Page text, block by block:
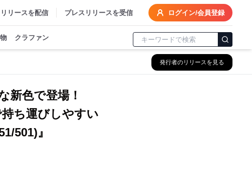
リースを配信 プレスリリースを受信 ログイン/会員登録
クラファン
発行者のリリースを見る
新色で登場！
ち運びしやすい
501)』